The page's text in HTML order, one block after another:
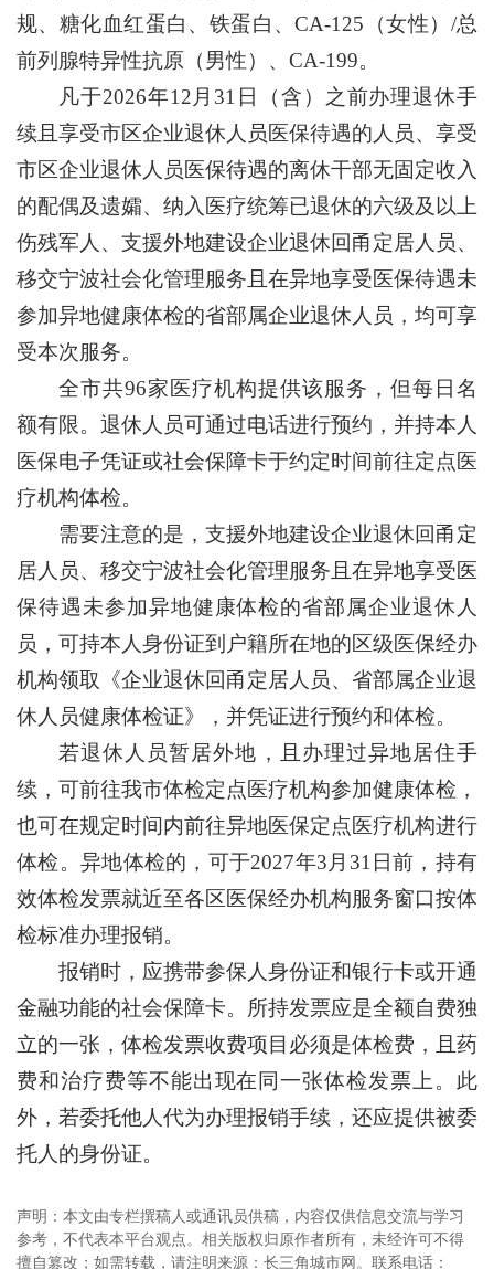
规、糖化血红蛋白、铁蛋白、CA-125（女性）/总
前列腺特异性抗原（男性）、CA-199。
凡于2026年12月31日（含）之前办理退休手
续且享受市区企业退休人员医保待遇的人员、享受
市区企业退休人员医保待遇的离休干部无固定收入
的配偶及遗孀、纳入医疗统筹已退休的六级及以上
伤残军人、支援外地建设企业退休回甬定居人员、
移交宁波社会化管理服务且在异地享受医保待遇未
参加异地健康体检的省部属企业退休人员，均可享
受本次服务。
全市共96家医疗机构提供该服务，但每日名
额有限。退休人员可通过电话进行预约，并持本人
医保电子凭证或社会保障卡于约定时间前往定点医
疗机构体检。
需要注意的是，支援外地建设企业退休回甬定
居人员、移交宁波社会化管理服务且在异地享受医
保待遇未参加异地健康体检的省部属企业退休人
员，可持本人身份证到户籍所在地的区级医保经办
机构领取《企业退休回甬定居人员、省部属企业退
休人员健康体检证》，并凭证进行预约和体检。
若退休人员暂居外地，且办理过异地居住手
续，可前往我市体检定点医疗机构参加健康体检，
也可在规定时间内前往异地医保定点医疗机构进行
体检。异地体检的，可于2027年3月31日前，持有
效体检发票就近至各区医保经办机构服务窗口按体
检标准办理报销。
报销时，应携带参保人身份证和银行卡或开通
金融功能的社会保障卡。所持发票应是全额自费独
立的一张，体检发票收费项目必须是体检费，且药
费和治疗费等不能出现在同一张体检发票上。此
外，若委托他人代为办理报销手续，还应提供被委
托人的身份证。
声明：本文由专栏撰稿人或通讯员供稿，内容仅供信息交流与学习
参考，不代表本平台观点。相关版权归原作者所有，未经许可不得
擅自篡改；如需转载，请注明来源：长三角城市网。联系电话：